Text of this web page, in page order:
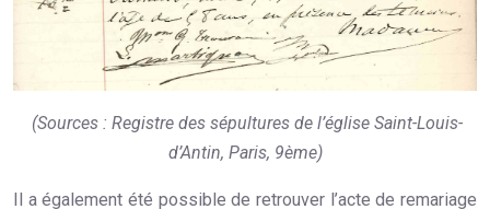
(Sources : Registre des sépultures de l’église Saint-Louis-
d’Antin, Paris, 9ème)
Il a également été possible de retrouver l’acte de remariage